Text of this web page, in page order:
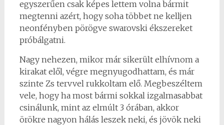
egyszerűen csak képes lettem volna bármit
megtenni azért, hogy soha többet ne kelljen
neonfényben pörögve swarovski ékszereket
próbálgatni.
Nagy nehezen, mikor már sikerült elhívnom a
kirakat elől, végre megnyugodhattam, és már
szinte Zs tervvel rukkoltam elő. Megbeszéltem
vele, hogy ha most bármi sokkal izgalmasabbat
csinálunk, mint az elmúlt 3 órában, akkor
örökre nagyon hálás leszek neki, és jövök neki